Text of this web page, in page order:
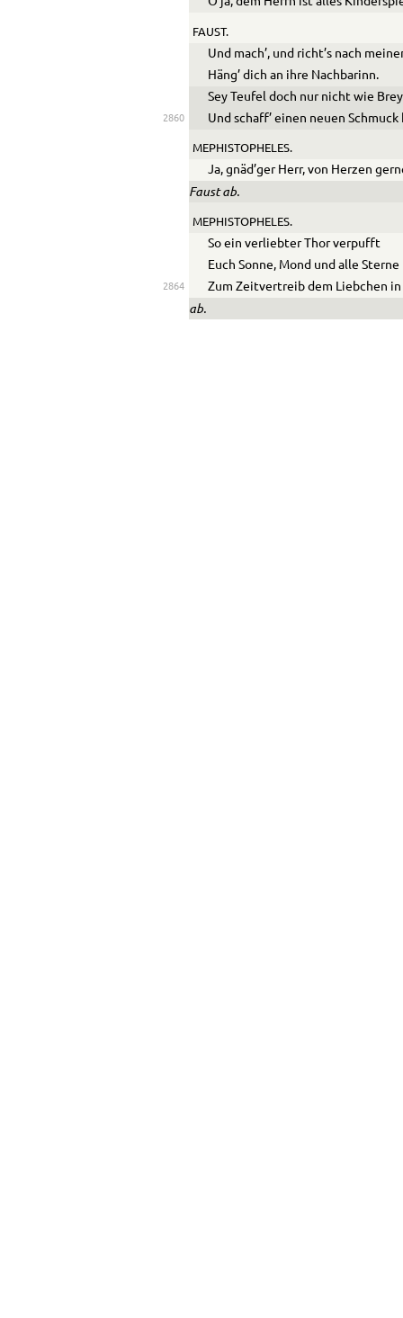
FAUST.
Und mach’, und richt’s nach
Häng’ dich an ihre Nachbarinn.
Sey Teufel doch nur nicht wie
2860 Und schaff’ einen neuen Schmuck
MEPHISTOPHELES.
Ja, gnäd’ger Herr, von Herzen
Faust ab.
MEPHISTOPHELES.
So ein verliebter Thor verpufft
Euch Sonne, Mond und alle Sterne
2864 Zum Zeitvertreib dem Liebchen
ab.